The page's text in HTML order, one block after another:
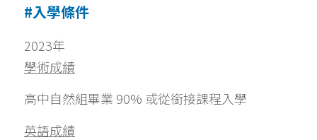
#入學條件
2023年
學術成績
高中自然組畢業 90% 或從銜接課程入學
英語成績